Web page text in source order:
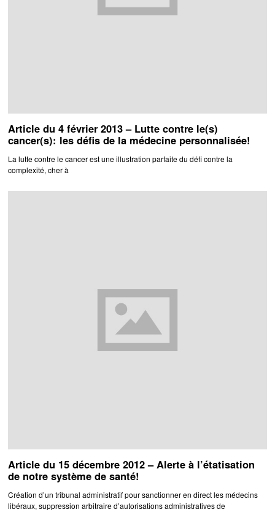
Article du 4 février 2013 – Lutte contre le(s)
cancer(s): les défis de la médecine personnalisée!
La lutte contre le cancer est une illustration parfaite du défi contre la
complexité, cher à
Article du 15 décembre 2012 – Alerte à l’étatisation
de notre système de santé!
Création d’un tribunal administratif pour sanctionner en direct les médecins
libéraux, suppression arbitraire d’autorisations administratives de